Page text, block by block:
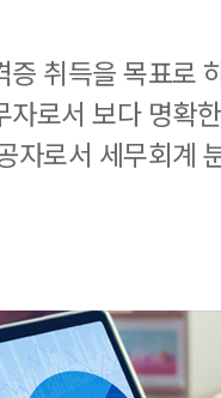
취득을 목표로
로서 보다 명확
자로서 세무회계